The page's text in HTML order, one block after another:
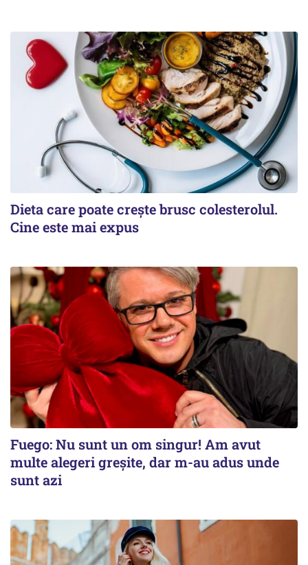
Dieta care poate crește brusc colesterolul.
Cine este mai expus
Fuego: Nu sunt un om singur! Am avut
multe alegeri greșite, dar m-au adus unde
sunt azi